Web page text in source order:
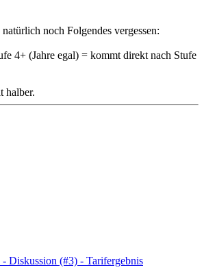
noch Folgendes vergessen:
4+ (Jahre egal) = kommt direkt nach Stufe
halber.
Diskussion (#3) - Tarifergebnis